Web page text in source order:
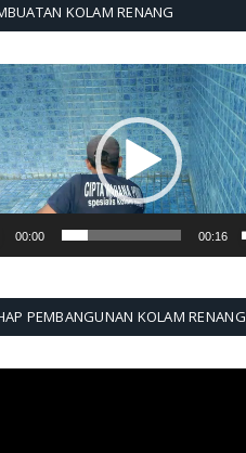
KOLAM RENANG
00:00 00:16
PEMBANGUNAN KOLAM RENANG